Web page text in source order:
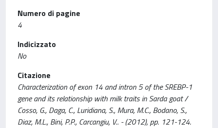
Numero di pagine
4
Indicizzato
No
Citazione
Characterization of exon 14 and intron 5 of the SREBP-1
gene and its relationship with milk traits in Sarda goat /
Cosso, G., Daga, C., Luridiana, S., Mura, M.C., Bodano, S.,
Diaz, M.L., Bini, P.P., Carcangiu, V.. - (2012), pp. 121-124.